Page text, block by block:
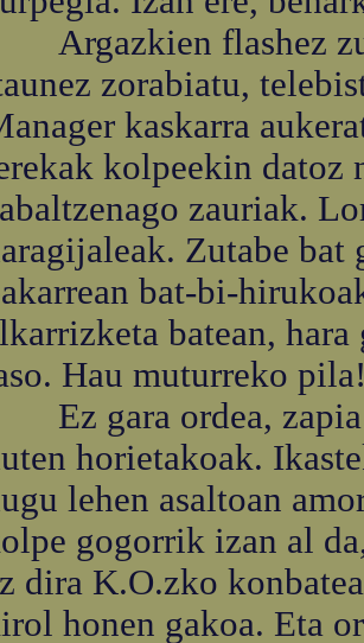
Argazkien flashez
zorabiatu,
kaskarra
kolpeekin datoz
zauriak.
Zutabe bat
bat-bi-
batean,
Hau muturreko
Ez gara ordea, zapia
horietakoak.
lehen asaltoan
gogorrik izan al
dira K.O.zko
honen gakoa. Eta